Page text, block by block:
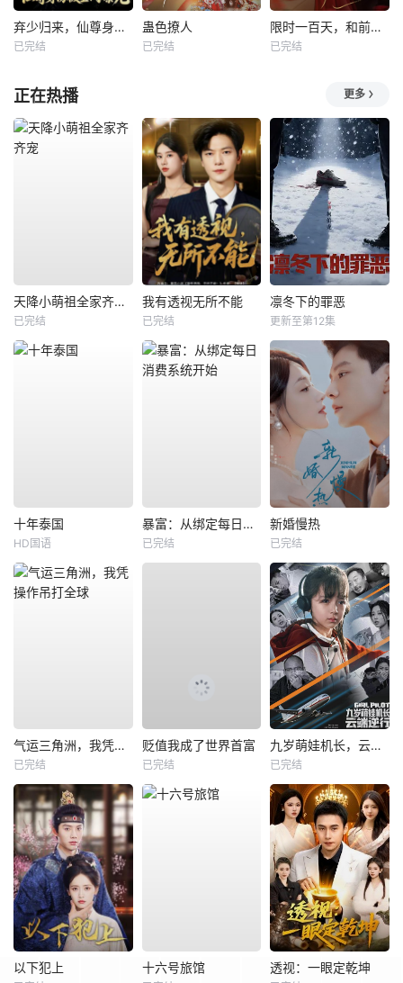
弃少归来，仙尊身份被全网曝光
已完结
蛊色撩人
已完结
限时一百天，和前夫谈恋爱
已完结
正在热播 更多
天降小萌祖全家齐齐宠
已完结
我有透视无所不能
已完结
凛冬下的罪恶
更新至第12集
十年泰国
HD国语
暴富：从绑定每日消费系统开始
已完结
新婚慢热
已完结
气运三角洲，我凭操作吊打全球
已完结
贬值我成了世界首富
已完结
九岁萌娃机长，云端逆行
已完结
以下犯上 十六号旅馆 透视：一眼定乾坤